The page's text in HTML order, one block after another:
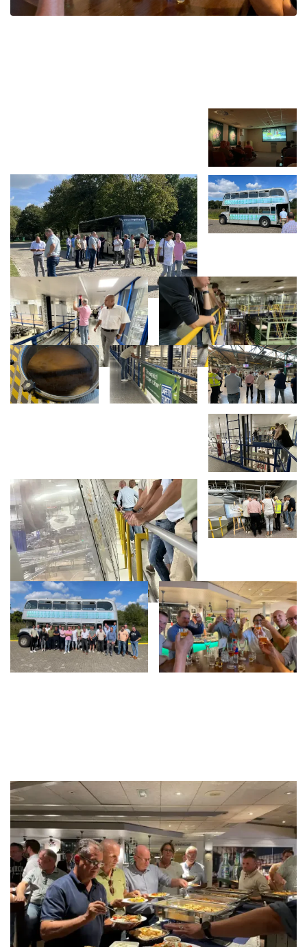
Wil je ook lid worden?
Wilt u ook lid worden, vul dan uw gegevens in,
dan nemen wij contact met u op.
Lid worden